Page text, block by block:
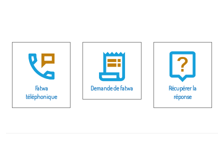
Fatwa
téléphonique
Demande de fatwa
Récupérer la
réponse